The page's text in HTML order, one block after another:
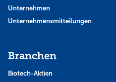
Unternehmen
Unternehmensmitteilungen
Branchen
Biotech-Aktien